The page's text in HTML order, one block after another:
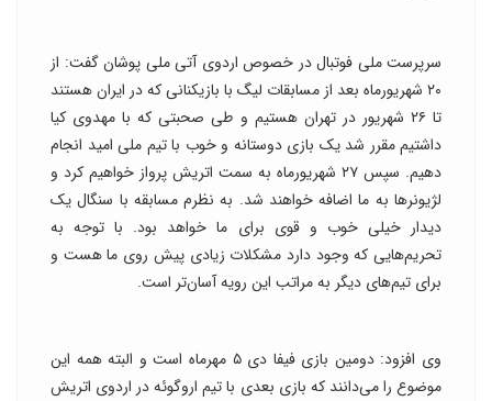
سرپرست ملی فوتبال در خصوص اردوی آتی ملی پوشان گفت: از
۲۰ شهریورماه بعد از مسابقات لیگ با بازیکنانی که در ایران هستند
تا ۲۶ شهریور در تهران هستیم و طی صحبتی که با مهدوی کیا
داشتیم مقرر شد یک بازی دوستانه و خوب با تیم ملی امید انجام
دهیم. سپس ۲۷ شهریورماه به سمت اتریش پرواز خواهیم کرد و
لژیونرها به ما اضافه خواهند شد. به نظرم مسابقه با سنگال یک
دیدار خیلی خوب و قوی برای ما خواهد بود. با توجه به
تحریم‌هایی که وجود دارد مشکلات زیادی پیش روی ما هست و
برای تیم‌های دیگر به مراتب این رویه آسان‌تر است.
وی افزود: دومین بازی فیفا دی ۵ مهرماه است و البته همه این
موضوع را می‌دانند که بازی بعدی با تیم اروگوئه در اردوی اتریش